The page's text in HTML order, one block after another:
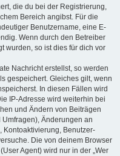
die du bei der Registrierung,
Bereich angibst. Für die
Benutzername, eine E-
Wenn durch den Betreiber
wurden, so ist dies für dich vor
Nachricht erstellst, so werden
gespeichert. Gleiches gilt, wenn
In diesen Fällen wird
IP-Adresse wird weiterhin bei
und Ändern von Beiträgen
Änderungen an
Kontoaktivierung, Benutzer-
Die von deinem Browser
Agent) wird nur in der „Wer